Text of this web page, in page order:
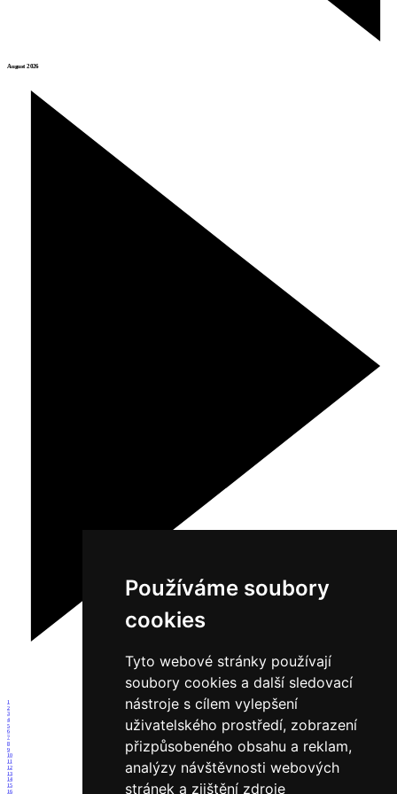
Používáme soubory
cookies
Tyto webové stránky používají
soubory cookies a další sledovací
nástroje s cílem vylepšení
uživatelského prostředí, zobrazení
přizpůsobeného obsahu a reklam,
analýzy návštěvnosti webových
stránek a zjištění zdroje
August 2026
1
2
3
4
5
6
7
8
9
10
11
12
13
14
15
16